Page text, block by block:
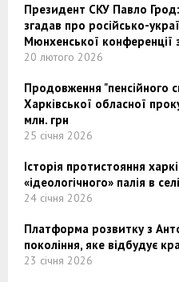
Президент СКУ Павло
згадав про російсько-
Мюнхенської конференції
20 лютого 2026
Продовження "пенсійного
Харківської обласної
млн. грн
25 січня 2026
Історія протистояння
«ідеологічного» палія в
24 січня 2026
Платформа розвитку з
покоління, яке відбудує
23 січня 2026